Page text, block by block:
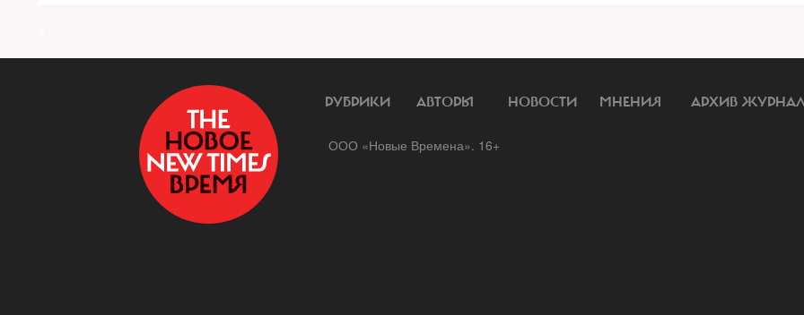
РУБРИКИ АВТОРЫ НОВОСТИ МНЕНИЯ АРХИВ
ООО «Новые Времена». 16+